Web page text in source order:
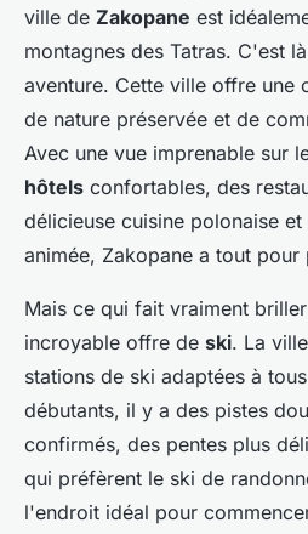
ville de Zakopane est
montagnes des Tatras. C'est
aventure. Cette ville offre une
de nature préservée et de
Avec une vue imprenable sur
hôtels confortables, des
délicieuse cuisine polonaise
animée, Zakopane a tout pour
Mais ce qui fait vraiment
incroyable offre de ski. La
stations de ski adaptées à
débutants, il y a des pistes
confirmés, des pentes plus
qui préfèrent le ski de
l'endroit idéal pour